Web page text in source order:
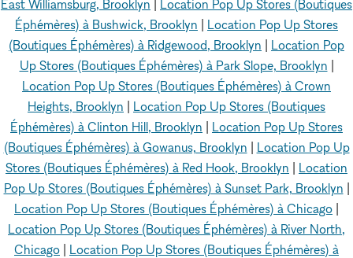
East Williamsburg, Brooklyn
Location Pop Up Stores (Boutiques
Éphémères) à Bushwick, Brooklyn
Location Pop Up Stores
(Boutiques Éphémères) à Ridgewood, Brooklyn
Location Pop
Up Stores (Boutiques Éphémères) à Park Slope, Brooklyn
Location Pop Up Stores (Boutiques Éphémères) à Crown
Heights, Brooklyn
Location Pop Up Stores (Boutiques
Éphémères) à Clinton Hill, Brooklyn
Location Pop Up Stores
(Boutiques Éphémères) à Gowanus, Brooklyn
Location Pop Up
Stores (Boutiques Éphémères) à Red Hook, Brooklyn
Location
Pop Up Stores (Boutiques Éphémères) à Sunset Park, Brooklyn
Location Pop Up Stores (Boutiques Éphémères) à Chicago
Location Pop Up Stores (Boutiques Éphémères) à River North,
Chicago
Location Pop Up Stores (Boutiques Éphémères) à